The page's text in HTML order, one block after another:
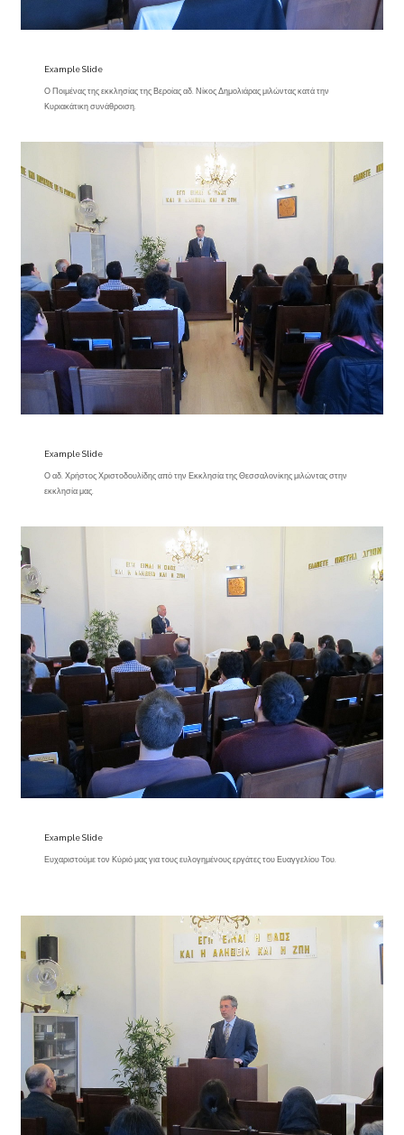
Example Slide
Ο Ποιμένας της εκκλησίας της Βεροίας αδ. Νίκος Δημολιάρας μιλώντας κατά την
Κυριακάτικη συνάθροιση.
Example Slide
Ο αδ. Χρήστος Χριστοδουλίδης από την Εκκλησία της Θεσσαλονίκης μιλώντας στην
εκκλησία μας.
Example Slide
Ευχαριστούμε τον Κύριό μας για τους ευλογημένους εργάτες του Ευαγγελίου Του.